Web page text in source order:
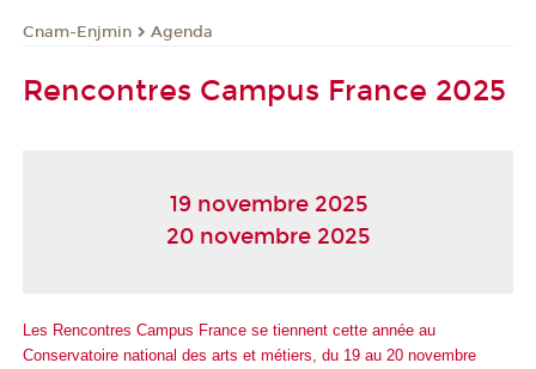
Cnam-Enjmin Agenda
Rencontres Campus France 2025
19 novembre 2025
20 novembre 2025
Les Rencontres Campus France se tiennent cette année au
Conservatoire national des arts et métiers, du 19 au 20 novembre